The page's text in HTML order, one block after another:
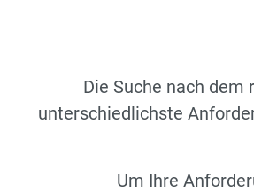
Die Suche nach
unterschiedlichste
Um Ihre